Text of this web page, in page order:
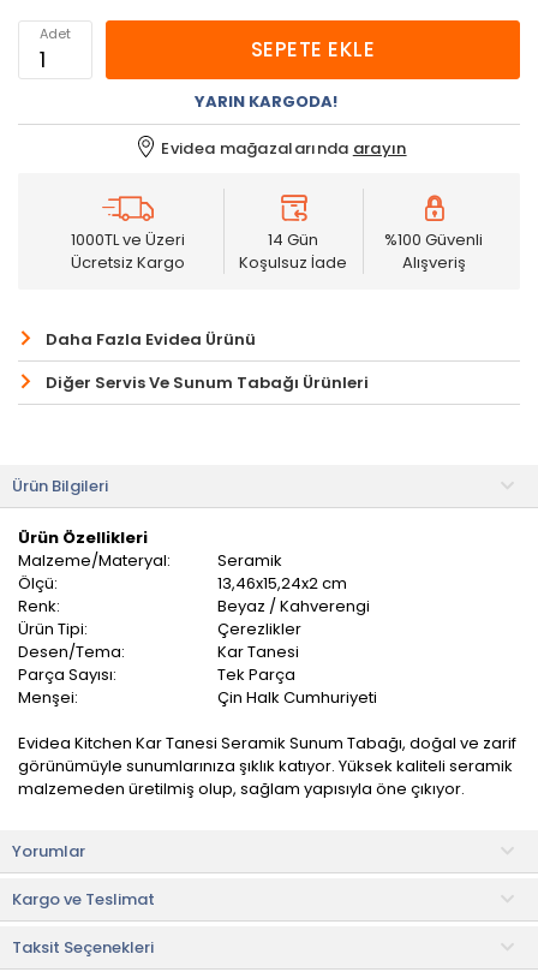
Adet
SEPETE EKLE
YARIN KARGODA!
Evidea mağazalarında arayın
1000TL ve Üzeri
Ücretsiz Kargo
14 Gün
Koşulsuz İade
%100 Güvenli
Alışveriş
Daha Fazla Evidea Ürünü
Diğer Servis Ve Sunum Tabağı Ürünleri
Ürün Bilgileri
Ürün Özellikleri
Malzeme/Materyal:
Seramik
Ölçü:
13,46x15,24x2 cm
Renk:
Beyaz / Kahverengi
Ürün Tipi:
Çerezlikler
Desen/Tema:
Kar Tanesi
Parça Sayısı:
Tek Parça
Menşei:
Çin Halk Cumhuriyeti
Evidea Kitchen Kar Tanesi Seramik Sunum Tabağı, doğal ve zarif
görünümüyle sunumlarınıza şıklık katıyor. Yüksek kaliteli seramik
malzemeden üretilmiş olup, sağlam yapısıyla öne çıkıyor.
gibi yiyeceklerinizi şık bir şekilde sunabilirsiniz. Minimalist ve zarif
tasarımı her masaya uyum sağlar.
Kullanım ve Bakım Bilgileri
• Renkleri ve baskısı solmaz.
Yorumlar
Kargo ve Teslimat
Taksit Seçenekleri